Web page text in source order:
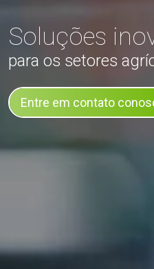
Soluções
para os setores
Entre em contato